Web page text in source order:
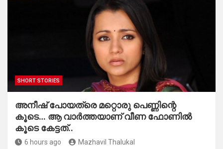
SHORT STORIES
അനീഷ് പോയത്രെ മറ്റൊരു പെണ്ണിന്റെ
കൂടെ… ആ വാർത്തയാണ് വീണ ഫോണിൽ
കൂടെ കേട്ടത്..
6 hours ago Mazhavil Thalukal